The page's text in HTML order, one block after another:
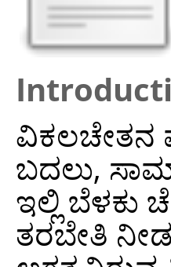
ವಿಕಲಚೇತನ
ಬದಲು,
ಇಲ್ಲಿ ಬೆಳಕು
ತರಬೇತಿ